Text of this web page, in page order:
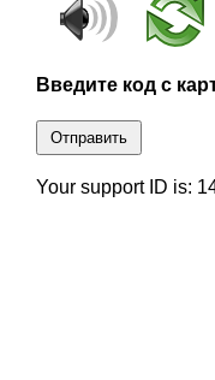
Введите код с
Отправить
Your support ID is: